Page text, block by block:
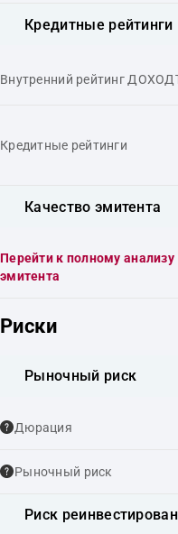
Кредитные рейтинги
Внутренний рейтинг
Кредитные рейтинги
Качество эмитента
Перейти к полному анализу
эмитента
Риски
Рыночный риск
Дюрация
Рыночный риск
Риск